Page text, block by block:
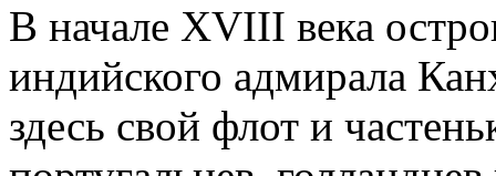
В начале XVIII века
индийского адмирала
здесь свой флот и